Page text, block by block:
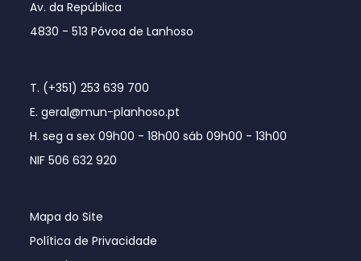
Av. da República
4830 - 513 Póvoa de Lanhoso
T. (+351) 253 639 700
E. geral@mun-planhoso.pt
H. seg a sex 09h00 - 18h00 sáb 09h00 - 13h00
NIF 506 632 920
Mapa do Site
Política de Privacidade